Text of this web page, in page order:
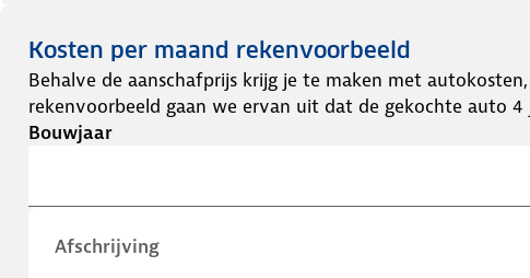
Kosten per maand rekenvoorbeeld
Behalve de aanschafprijs krijg je te maken met
rekenvoorbeeld gaan we ervan uit dat de gekochte auto
Bouwjaar
Afschrijving